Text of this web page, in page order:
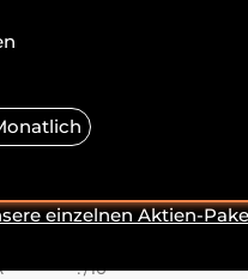
Average Grower
?/10
?/10
einzelnen Aktien-